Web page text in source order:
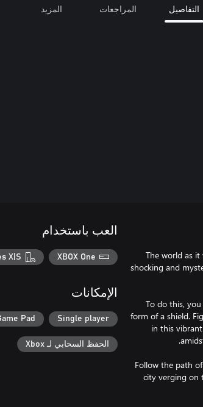
التفاصيل المراجعات المزيد
The world as
shocking and
To do this,
form of a shield.
in this
Follow the path
city verging on
العب باستخدام
XBOX One
X|S
الإمكانات
Single player
Pad
الحفظ السحابي لـ Xbox